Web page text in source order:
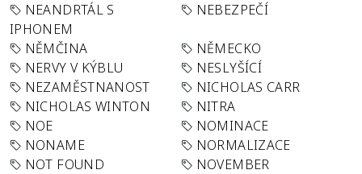
NEANDRTÁL S
IPHONEM
NEBEZPEČÍ
NĚMČINA
NĚMECKO
NERVY V KÝBLU
NESLYŠÍCÍ
NEZAMĚSTNANOST
NICHOLAS CARR
NICHOLAS WINTON
NITRA
NOE
NOMINACE
NONAME
NORMALIZACE
NOT FOUND
NOVEMBER